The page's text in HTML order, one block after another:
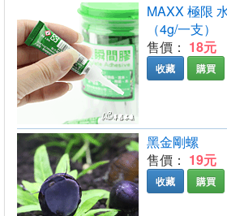
MAXX 極限
（4g/一支）
售價： 18元
收藏 購買
黑金剛螺
售價： 19元
收藏 購買